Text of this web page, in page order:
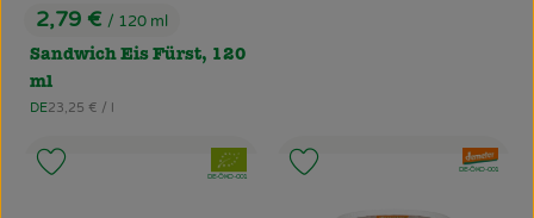
, Preis:
2,79 € / 120 ml
Sandwich Eis Fürst, 120
ml
, Herkunft:
DE, Referenzpreis:
23,25 € / l
, Verband:
, Kontrollstelle:
DE-ÖKO-001
Produkt zu Favouriten hinzufügen
, Verband:
, Kontrollstelle:
DE-ÖKO-001
Produkt zu Favouriten